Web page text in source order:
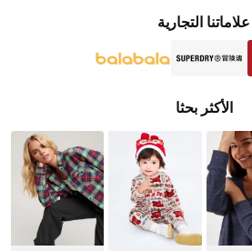
علاماتنا التجارية
الأكثر بحثا